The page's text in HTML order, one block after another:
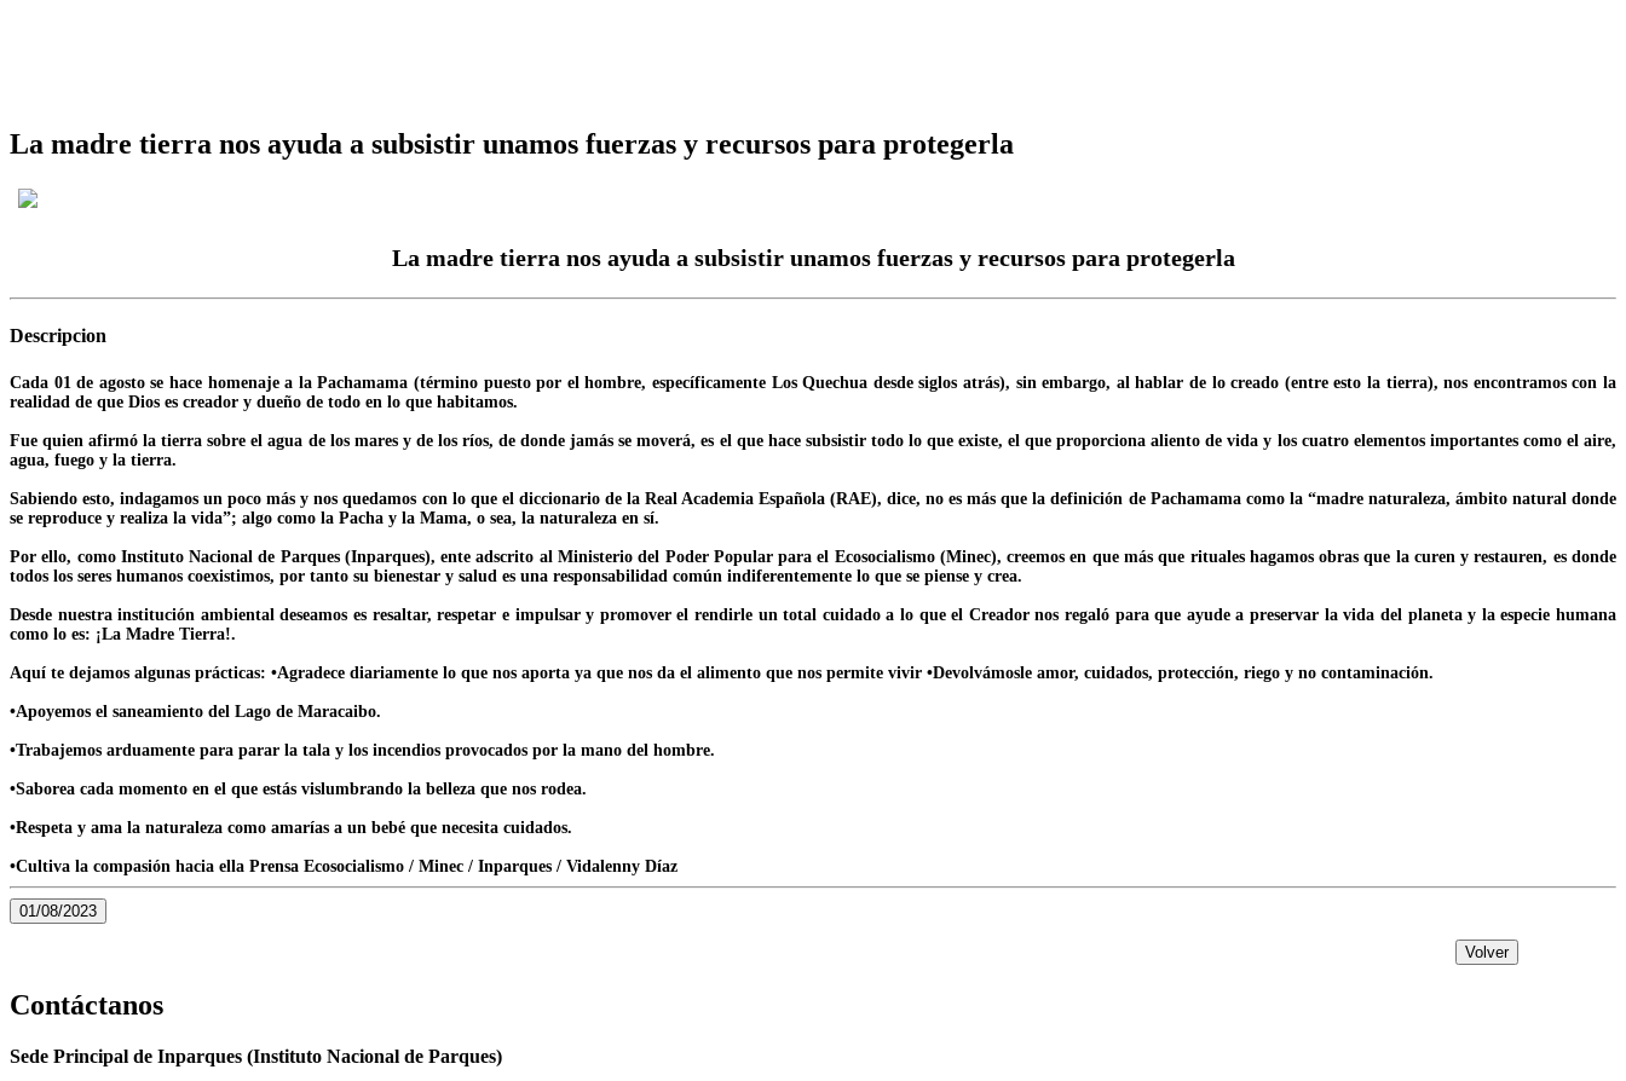
La madre tierra nos ayuda a subsistir unamos fuerzas y recursos para protegerla
La madre tierra nos ayuda a subsistir unamos fuerzas y recursos para protegerla
Descripcion
Cada 01 de agosto se hace homenaje a la Pachamama (término puesto por el hombre, específicamente Los Quechua desde siglos atrás), sin embargo, al hablar de lo creado (entre esto la tierra), nos encontramos con la
realidad de que Dios es creador y dueño de todo en lo que habitamos.
Fue quien afirmó la tierra sobre el agua de los mares y de los ríos, de donde jamás se moverá, es el que hace subsistir todo lo que existe, el que proporciona aliento de vida y los cuatro elementos importantes como el aire,
agua, fuego y la tierra.
Sabiendo esto, indagamos un poco más y nos quedamos con lo que el diccionario de la Real Academia Española (RAE), dice, no es más que la definición de Pachamama como la “madre naturaleza, ámbito natural donde
se reproduce y realiza la vida”; algo como la Pacha y la Mama, o sea, la naturaleza en sí.
Por ello, como Instituto Nacional de Parques (Inparques), ente adscrito al Ministerio del Poder Popular para el Ecosocialismo (Minec), creemos en que más que rituales hagamos obras que la curen y restauren, es donde
todos los seres humanos coexistimos, por tanto su bienestar y salud es una responsabilidad común indiferentemente lo que se piense y crea.
Desde nuestra institución ambiental deseamos es resaltar, respetar e impulsar y promover el rendirle un total cuidado a lo que el Creador nos regaló para que ayude a preservar la vida del planeta y la especie humana
como lo es: ¡La Madre Tierra!.
Aquí te dejamos algunas prácticas: •Agradece diariamente lo que nos aporta ya que nos da el alimento que nos permite vivir •Devolvámosle amor, cuidados, protección, riego y no contaminación.
•Apoyemos el saneamiento del Lago de Maracaibo.
•Trabajemos arduamente para parar la tala y los incendios provocados por la mano del hombre.
•Saborea cada momento en el que estás vislumbrando la belleza que nos rodea.
•Respeta y ama la naturaleza como amarías a un bebé que necesita cuidados.
•Cultiva la compasión hacia ella Prensa Ecosocialismo / Minec / Inparques / Vidalenny Díaz
01/08/2023
Volver
Contáctanos
Sede Principal de Inparques (Instituto Nacional de Parques)